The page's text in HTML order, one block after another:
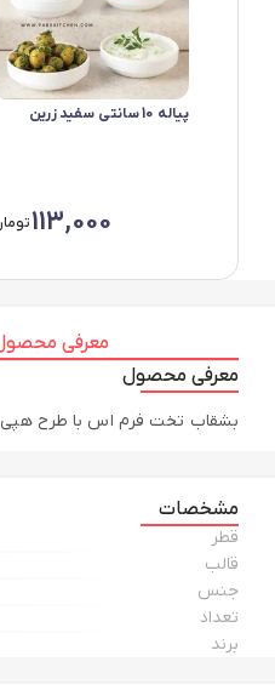
پیاله 10 سانتی سفید زرین
113,000
معرفی
معرفی محصول
بشقاب تخت فرم اس با طرح هپی
مشخصات
قطر
قالب
جنس
تعداد
برند